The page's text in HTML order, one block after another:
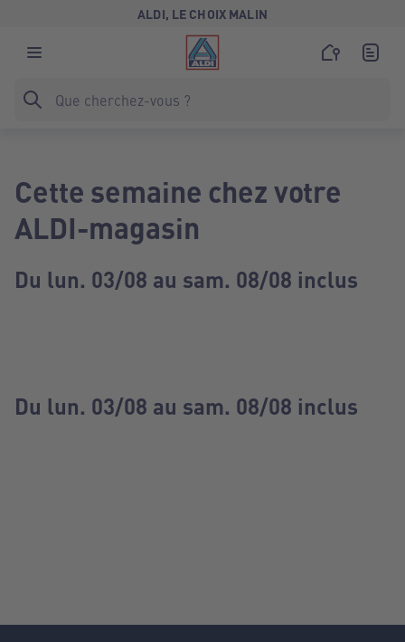
ALDI, LE CHOIX MALIN
Cette semaine chez votre
ALDI-magasin
Du lun. 03/08 au sam. 08/08 inclus
Du lun. 03/08 au sam. 08/08 inclus